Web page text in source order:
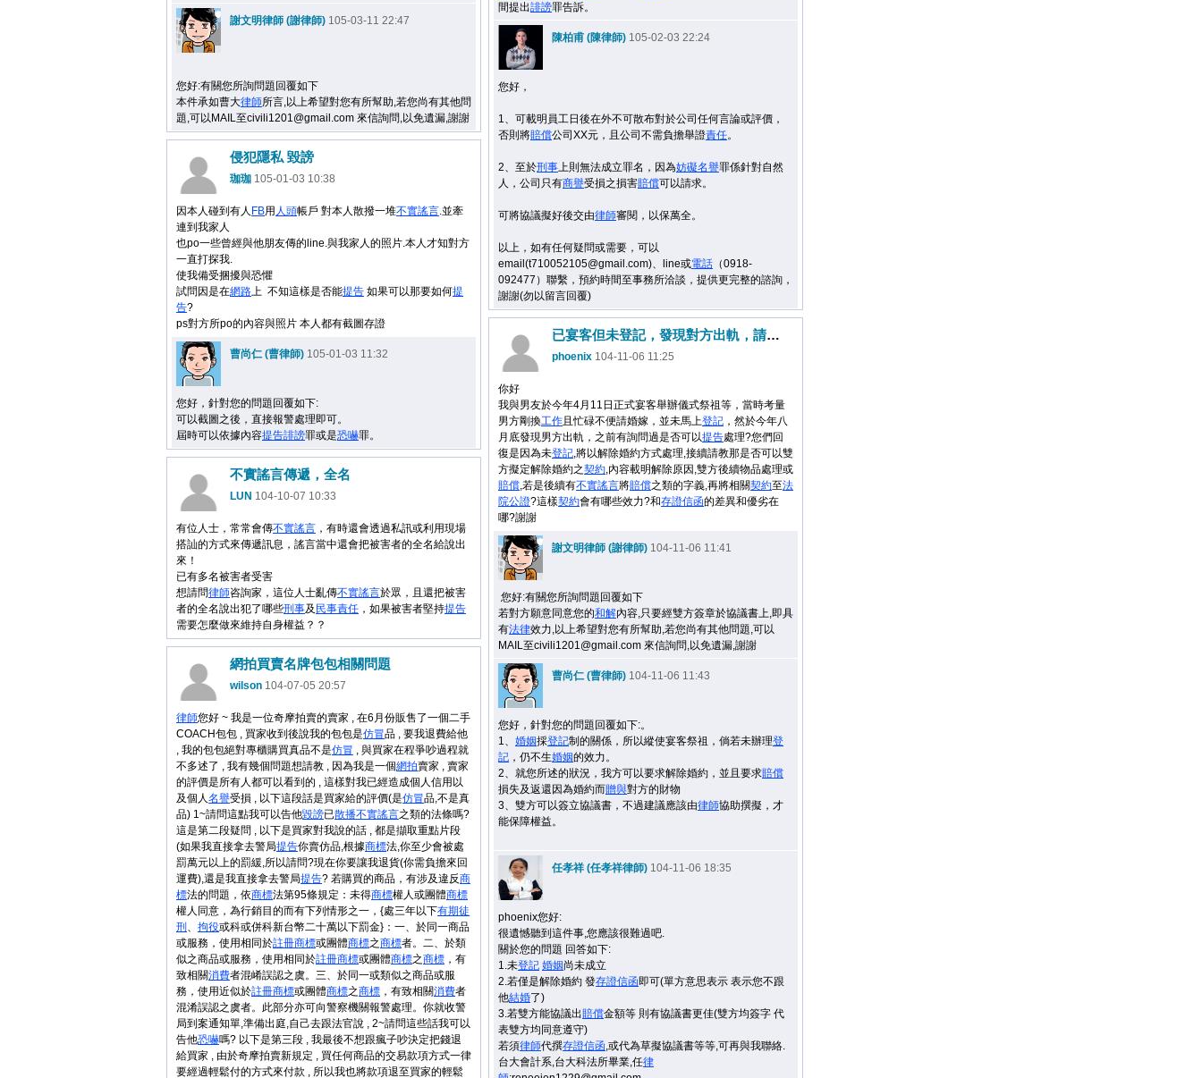
謝文明律師 (謝律師) 105-03-11 22:47
您好:有關您所詢問題回覆如下
本件承如曹大律師所言,以上希望對您有所幫助,若您尚有其他問
題,可以MAIL至civili1201@gmail.com 來信詢問,以免遺漏,謝謝
間提出誹謗罪告訴。
陳柏甫 (陳律師) 105-02-03 22:24
您好，
1、可載明員工日後在外不可散布對於公司任何言論或評價，
否則將賠償公司XX元，且公司不需負擔舉證責任。
2、至於刑事上則無法成立罪名，因為妨礙名譽罪係針對自然
人，公司只有商譽受損之損害賠償可以請求。
可將協議擬好後交由律師審閱，以保萬全。
以上，如有任何疑問或需要，可以
email(t710052105@gmail.com)、line或電話 （0918-
092477）聯繫，預約時間至事務所洽談，提供更完整的諮詢，
謝謝(勿以留言回覆)
侵犯隱私 毀謗
珈珈 105-01-03 10:38
因本人碰到有人 FB用 人頭帳戶 對本人散撥一堆不實謠言.並牽
連到我家人
也po一些曾經與他朋友傳的line.與我家人的照片.本人才知對方
一直打探我.
使我備受捆擾與恐懼
試問因是在網路上 不知這樣是否能提告 如果可以那要如何提
告?
ps對方所po的內容與照片 本人都有截圖存證
曹尚仁 (曹律師) 105-01-03 11:32
您好，針對您的問題回覆如下:
可以截圖之後，直接報警處理即可。
屆時可以依據內容提告誹謗罪或是恐嚇罪。
已宴客但未登記，發現對方出軌，請問可以雙方擬定解除婚約契約,至法院公證嗎?
phoenix 104-11-06 11:25
你好
我與男友於今年4月11日正式宴客舉辦儀式祭祖等，當時考量
男方剛換工作 且忙碌不便請婚嫁，並未馬上登記 ，然於今年八
月底發現男方出軌，之前有詢問過是否可以提告處理?您們回
復是因為未登記,將以解除婚約方式處理,接續請教那是否可以雙
方擬定解除婚約之契約,內容載明解除原因,雙方後續物品處理或
賠償,若是後續有不實謠言將賠償之類的字義,再將相關契約至法
院公證?這樣契約會有哪些效力?和存證信函的差異和優劣在
哪?謝謝
謝文明律師 (謝律師) 104-11-06 11:41
您好:有關您所詢問題回覆如下
若對方願意同意您的和解內容,只要經雙方簽章於協議書上,即具
有法律效力,以上希望對您有所幫助,若您尚有其他問題,可以
MAIL至civili1201@gmail.com 來信詢問,以免遺漏,謝謝
曹尚仁 (曹律師) 104-11-06 11:43
您好，針對您的問題回覆如下:。
1、 婚姻採登記制的關係，所以縱使宴客祭祖，倘若未辦理登
記 ，仍不生婚姻的效力。
2、就您所述的狀況，我方可以要求解除婚約，並且要求賠償
損失及返還因為婚約而贈與對方的財物
3、雙方可以簽立協議書，不過建議應該由律師協助撰擬，才
能保障權益。
任孝祥 (任孝祥律師) 104-11-06 18:35
phoenix您好:
很遺憾聽到這件事,您應該很難過吧.
關於您的問題 回答如下:
1.未登記 婚姻尚未成立
2.若僅是解除婚約 發存證信函即可(單方意思表示 表示您不跟
他結婚了)
3.若雙方能協議出賠償金額等 則有協議書更佳(雙方均簽字 代
表雙方均同意遵守)
若須律師代撰存證信函,或代為草擬協議書等等,可再與我聯絡.
台大會計系,台大科法所畢業,任律
不實謠言傳遞，全名
LUN 104-10-07 10:33
有位人士，常常會傳不實謠言 ，有時還會透過私訊或利用現場
搭訕的方式來傳遞訊息，謠言當中還會把被害者的全名給說出
來！
已有多名被害者受害
想請問律師咨詢家，這位人士亂傳不實謠言於眾，且還把被害
者的全名說出犯了哪些刑事及 民事責任 ，如果被害者堅持提告
需要怎麼做來維持自身權益？？
網拍買賣名牌包包相關問題
wilson 104-07-05 20:57
律師您好 ~ 我是一位奇摩拍賣的賣家 , 在6月份販售了一個二手
COACH包包 , 買家收到後說我的包包是仿冒品 , 要我退費給他
, 我的包包絕對專櫃購買真品不是仿冒 , 與買家在程爭吵過程就
不多述了 , 我有幾個問題想請教 , 因為我是一個網拍賣家 , 賣家
的評價是所有人都可以看到的 , 這樣對我已經造成個人信用以
及個人名譽受損 , 以下這段話是買家給的評價(是仿冒品,不是真
品) 1~請問這點我可以告他毀謗已散播不實謠言之類的法條嗎?
這是第二段疑問 , 以下是買家對我說的話 , 都是擷取重點片段
(如果我直接拿去警局提告你賣仿品,根據商標法,你至少會被處
罰萬元以上的罰緩,所以請問?現在你要讓我退貨(你需負擔來回
運費),還是我直接拿去警局提告? 若購買的商品，有涉及違反商
標法的問題，依商標法第95條規定：未得商標權人或團體商標
權人同意，為行銷目的而有下列情形之一，{處三年以下有期徒
刑 、 拘役或科或併科新台幣二十萬以下罰金}：一、於同一商品
或服務，使用相同於註冊商標或團體商標之商標者。二、於類
似之商品或服務，使用相同於註冊商標或團體商標之商標 ，有
致相關消費者混崤誤認之虞。三、於同一或類似之商品或服
務，使用近似於註冊商標或團體商標之商標 ，有致相關消費者
混淆誤認之虞者。此部分亦可向警察機關報警處理。你就收警
局到案通知單,準備出庭,自己去跟法官說 , 2~請問這些話我可以
告他恐嚇嗎? 以下是第三段 , 我最後不想跟瘋子吵決定把錢退
給買家 , 由於奇摩拍賣新規定 , 買任何商品的交易款項方式一律
要經過輕鬆付的方式來付款 , 所以我也將款項退至買家的輕鬆